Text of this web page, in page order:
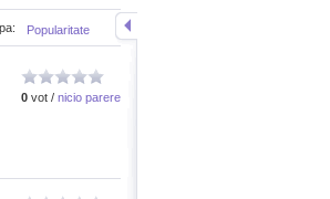
Popularitate
0 vot / nicio parere